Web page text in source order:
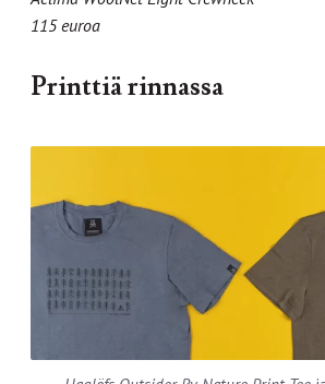
115 euroa
Printtiä rinnassa